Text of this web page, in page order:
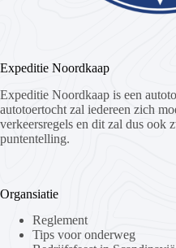
Expeditie Noordkaap
Expeditie Noordkaap is een
autotoertocht zal iedereen zich
verkeersregels en dit zal dus ook
puntentelling.
Organsiatie
Reglement
Tips voor onderweg